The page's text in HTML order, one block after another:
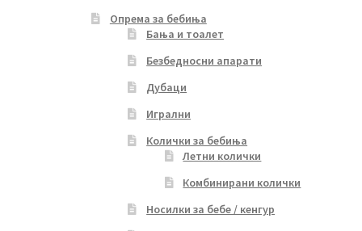
Опрема за бебиња
Бања и тоалет
Безбедносни апарати
Дубаци
Игрални
Колички за бебиња
Летни колички
Комбинирани колички
Носилки за бебе / кенгур